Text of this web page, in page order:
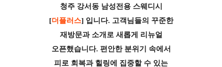
청주 강서동 남성전용 스웨디시
[더플러스] 입니다. 고객님들의 꾸준한
재방문과 소개로 새롭게 리뉴얼
오픈했습니다. 편안한 분위기 속에서
피로 회복과 힐링에 집중할 수 있는